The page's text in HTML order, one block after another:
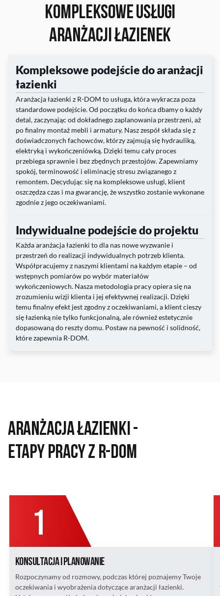
Kompleksowe Usługi
Aranżacji Łazienek
Kompleksowe podejście do aranżacji
łazienki
Aranżacja łazienki z R-DOM to usługa, która wykracza poza
standardowe podejście. Od początku do końca dbamy o każdy
detal, zaczynając od dokładnego zaplanowania przestrzeni, aż
po finalny montaż mebli i armatury. Nasz zespół składa się z
doświadczonych fachowców, którzy zajmują się hydrauliką,
elektryką i wykończeniówką. Dzięki temu cały proces
przebiega sprawnie i bez zbędnych przestojów. Zapewniamy
spokój, terminowość i eliminację stresu związanego z
remontem. Decydując się na kompleksowe usługi, klient
oszczędza czas i ma gwarancję, że wszystko zostanie wykonane
zgodnie z jego oczekiwaniami.
Indywidualne podejście do projektu
Każda aranżacja łazienki to dla nas nowe wyzwanie i
przestrzeń do realizacji indywidualnych potrzeb klienta.
Współpracujemy z naszymi klientami na każdym etapie – od
wstępnych pomiarów po wybór materiałów
wykończeniowych. Nasza metodologia pracy opiera się na
zrozumieniu wizji klienta i jej efektywnej realizacji. Dzięki
temu finalny efekt jest zgodny z oczekiwaniami, a klient cieszy
się łazienką nie tylko funkcjonalną, ale również estetycznie
dopasowaną do reszty domu. Postaw na pewność i solidność,
które zapewnia R-DOM.
Aranżacja łazienki -
Etapy Pracy z R-DOM
Konsultacja i planowanie
Rozpoczynamy od rozmowy, podczas której poznajemy Twoje
oczekiwania i wyobrażenia dotyczące aranżacji łazienki.